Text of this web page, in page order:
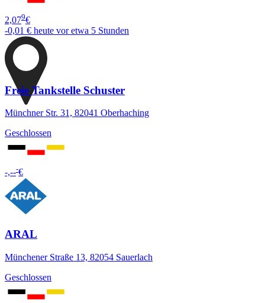
2,079€
-0,01 € heute vor etwa 5 Stunden
Freie Tankstelle Schuster
Münchner Str. 31, 82041 Oberhaching
Geschlossen
-,---€
ARAL
Münchener Straße 13, 82054 Sauerlach
Geschlossen